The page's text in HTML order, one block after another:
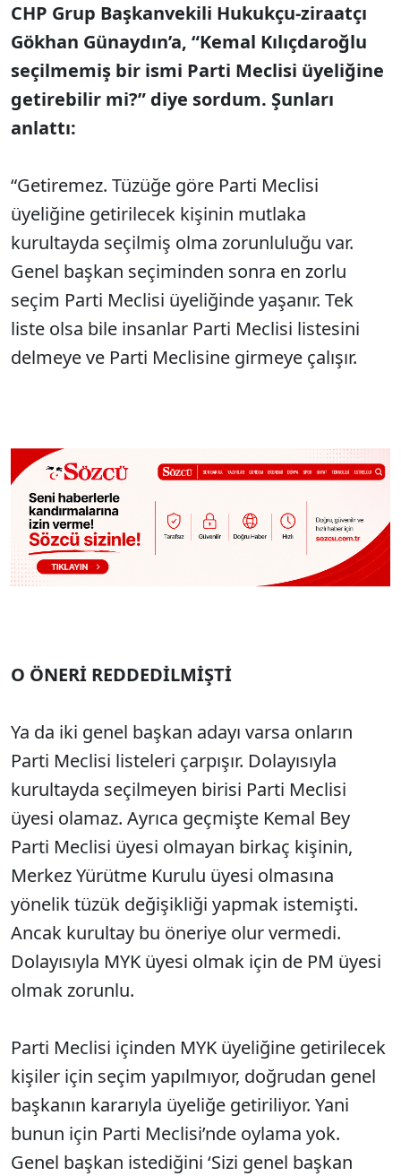
CHP Grup Başkanvekili Hukukçu-ziraatçı
Gökhan Günaydın’a, “Kemal Kılıçdaroğlu
seçilmemiş bir ismi Parti Meclisi üyeliğine
getirebilir mi?” diye sordum. Şunları
anlattı:
“Getiremez. Tüzüğe göre Parti Meclisi
üyeliğine getirilecek kişinin mutlaka
kurultayda seçilmiş olma zorunluluğu var.
Genel başkan seçiminden sonra en zorlu
seçim Parti Meclisi üyeliğinde yaşanır. Tek
liste olsa bile insanlar Parti Meclisi listesini
delmeye ve Parti Meclisine girmeye çalışır.
O ÖNERİ REDDEDİLMİŞTİ
Ya da iki genel başkan adayı varsa onların
Parti Meclisi listeleri çarpışır. Dolayısıyla
kurultayda seçilmeyen birisi Parti Meclisi
üyesi olamaz. Ayrıca geçmişte Kemal Bey
Parti Meclisi üyesi olmayan birkaç kişinin,
Merkez Yürütme Kurulu üyesi olmasına
yönelik tüzük değişikliği yapmak istemişti.
Ancak kurultay bu öneriye olur vermedi.
Dolayısıyla MYK üyesi olmak için de PM üyesi
olmak zorunlu.
Parti Meclisi içinden MYK üyeliğine getirilecek
kişiler için seçim yapılmıyor, doğrudan genel
başkanın kararıyla üyeliğe getiriliyor. Yani
bunun için Parti Meclisi’nde oylama yok.
Genel başkan istediğini ‘Sizi genel başkan